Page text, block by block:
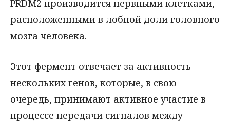
PRDM2 производится нервными клетками,
расположенными в лобной доли головного
мозга человека.
Этот фермент отвечает за активность
нескольких генов, которые, в свою
очередь, принимают активное участие в
процессе передачи сигналов между